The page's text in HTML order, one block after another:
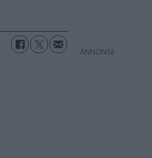
ANNONS